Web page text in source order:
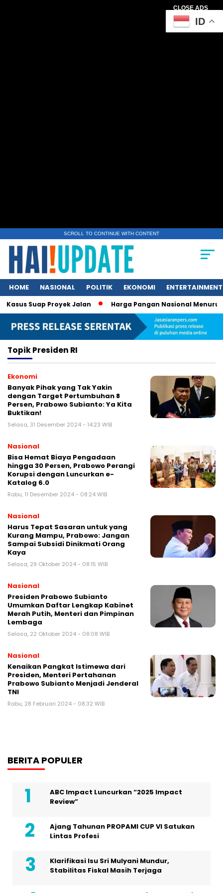
CLOSE ADS
SCROLL TO CONTINUE WITH CONTENT
HOME NASIONAL POLITIK EKONOMI ENTERTAINMENT
Suap Proyek Jalan Harga Pangan Nasional Menurun,
TopikPresiden RI
Ekonomi
Banyak Pihak yang Tak Yakin
dengan Target Pertumbuhan 8
Persen, Prabowo Subianto: Ya Kita
Buktikan!
Selasa, 31 Desember 2024 - 14:23 WIB
Nasional
Bisa Hemat Biaya Pengadaan
hingga 30 Persen, Prabowo Perangi
Korupsi dengan Luncurkan e-
Katalog 6.0
Rabu, 11 Desember 2024 - 08:24 WIB
Nasional
Harus Tepat Sasaran untuk yang
Kurang Mampu, Prabowo: Jangan
Sampai Subsidi Dinikmati Orang
Kaya
Selasa, 29 Oktober 2024 - 08:15 WIB
Nasional
Presiden Prabowo Subianto
Umumkan Daftar Lengkap Kabinet
Merah Putih, Menteri dan Pimpinan
Lembaga
Selasa, 22 Oktober 2024 - 08:08 WIB
Nasional
Kenaikan Pangkat Istimewa dari
Presiden, Menteri Pertahanan
Prabowo Subianto Menjadi Jenderal
TNI
Rabu, 28 Februari 2024 - 08:32 WIB
BERITA POPULER
ABC Impact Luncurkan “2025 Impact
Review”
Ajang Tahunan PROPAMI CUP VI Satukan
Lintas Profesi
Klarifikasi Isu Sri Mulyani Mundur,
Stabilitas Fiskal Masih Terjaga
ID